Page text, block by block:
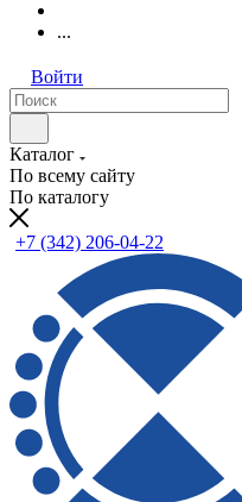
...
Войти
Каталог
По всему сайту
По каталогу
+7 (342) 206-04-22